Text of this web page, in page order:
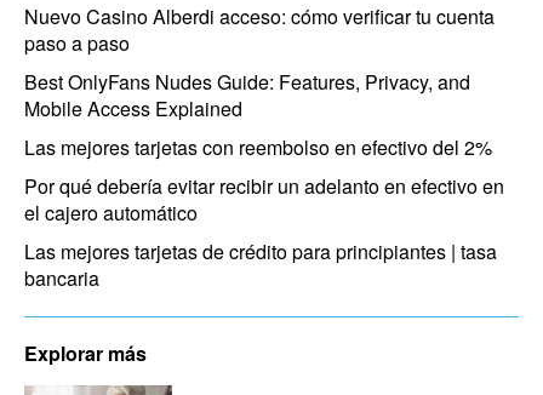
Nuevo Casino Alberdi acceso: cómo verificar tu cuenta
paso a paso
Best OnlyFans Nudes Guide: Features, Privacy, and
Mobile Access Explained
Las mejores tarjetas con reembolso en efectivo del 2%
Por qué debería evitar recibir un adelanto en efectivo en
el cajero automático
Las mejores tarjetas de crédito para principiantes | tasa
bancaria
Explorar más